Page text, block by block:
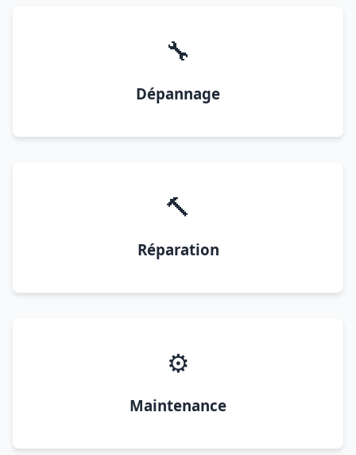
🔧
Dépannage
🔨
Réparation
⚙️
Maintenance